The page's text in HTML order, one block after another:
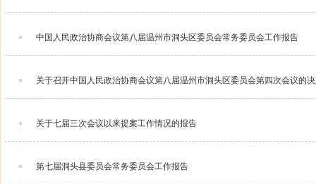
中国人民政治协商会议第八届温州市洞头区委员会常务委员会工作报告
关于召开中国人民政治协商会议第八届温州市洞头区委员会第四次会议的
关于七届三次会议以来提案工作情况的报告
第七届洞头县委员会常务委员会工作报告